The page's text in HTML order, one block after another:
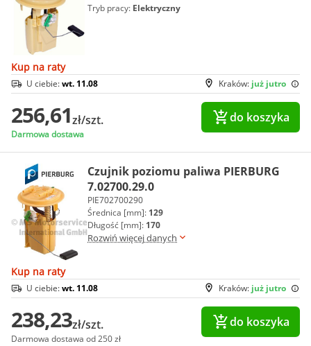
Tryb pracy: Elektryczny
Kup na raty
Kraków: już jutro
U ciebie:wt. 11.08
256,61zł/szt.
Darmowa dostawa
do koszyka
Czujnik poziomu paliwa PIERBURG
7.02700.29.0
PIE702700290
Średnica [mm]: 129
Długość [mm]: 170
Rozwiń więcej danych
Kup na raty
Kraków: już jutro
U ciebie:wt. 11.08
238,23zł/szt.
Darmowa dostawa od 250 zł
do koszyka